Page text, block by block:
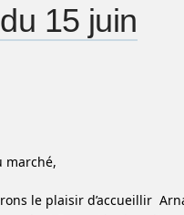
15 juin
marché,
le plaisir d’accueillir